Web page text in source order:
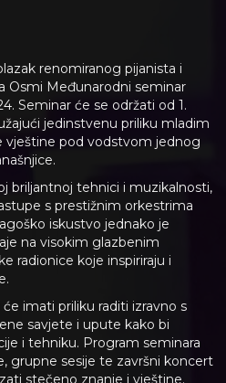
renomiranog pijanista i
Osmi Međunarodni seminar
Seminar će se održati od 1.
jedinstvenu priliku mladim
vještine pod vodstvom jednog
briljantnoj tehnici i muzikalnosti,
s prestižnim orkestrima
iskustvo jednako je
na visokim glazbenim
radionice koje inspiriraju i
imati priliku raditi izravno s
savjete i upute kako bi
i tehniku. Program seminara
grupne sesije te završni koncert
stečeno znanje i vještine.